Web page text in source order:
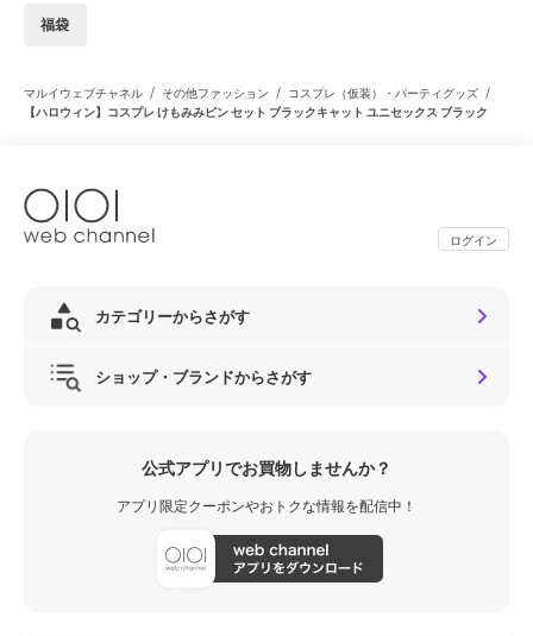
福袋
マルイウェブチャネル / その他ファッション / コスプレ（仮装）・パーティグッズ /
【ハロウィン】コスプレ けもみみピン セット ブラックキャット ユニセックス ブラック
ログイン
カテゴリーからさがす
ショップ・ブランドからさがす
公式アプリでお買物しませんか？
アプリ限定クーポンやおトクな情報を配信中！